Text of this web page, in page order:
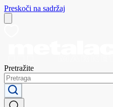
Preskoči na sadržaj
Pretražite